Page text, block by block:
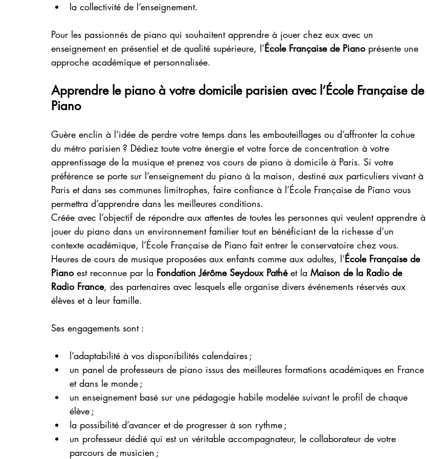
la collectivité de l’enseignement.
Pour les passionnés de piano qui souhaitent apprendre à jouer chez eux avec un
enseignement en présentiel et de qualité supérieure, l’École Française de Piano présente une
approche académique et personnalisée.
Apprendre le piano à votre domicile parisien avec l’École Française de
Piano
Guère enclin à l’idée de perdre votre temps dans les embouteillages ou d’affronter la cohue
du métro parisien ? Dédiez toute votre énergie et votre force de concentration à votre
apprentissage de la musique et prenez vos cours de piano à domicile à Paris. Si votre
préférence se porte sur l’enseignement du piano à la maison, destiné aux particuliers vivant à
Paris et dans ses communes limitrophes, faire confiance à l’École Française de Piano vous
permettra d’apprendre dans les meilleures conditions.
Créée avec l’objectif de répondre aux attentes de toutes les personnes qui veulent apprendre à
jouer du piano dans un environnement familier tout en bénéficiant de la richesse d’un
contexte académique, l’École Française de Piano fait entrer le conservatoire chez vous.
Heures de cours de musique proposées aux enfants comme aux adultes, l’École Française de
Piano est reconnue par la Fondation Jérôme Seydoux Pathé et la Maison de la Radio de
Radio France, des partenaires avec lesquels elle organise divers événements réservés aux
élèves et à leur famille.
Ses engagements sont :
l’adaptabilité à vos disponibilités calendaires ;
un panel de professeurs de piano issus des meilleures formations académiques en France
et dans le monde ;
un enseignement basé sur une pédagogie habile modelée suivant le profil de chaque
élève ;
la possibilité d’avancer et de progresser à son rythme ;
un professeur dédié qui est un véritable accompagnateur, le collaborateur de votre
parcours de musicien ;